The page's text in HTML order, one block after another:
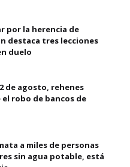
por la herencia de
destaca tres lecciones
duelo
de agosto, rehenes
robo de bancos de
a miles de personas
sin agua potable, está